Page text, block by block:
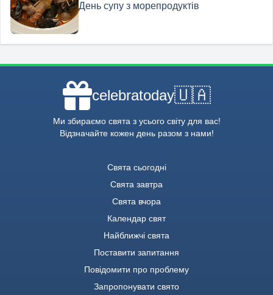
День супу з морепродуктів
celebratoday🇺🇦
Ми збираємо свята з усього світу для вас!
Відзначайте кожен день разом з нами!
Свята сьогодні
Свята завтра
Свята вчора
Календар свят
Найближчі свята
Поставити запитання
Повідомити про проблему
Запропонувати свято